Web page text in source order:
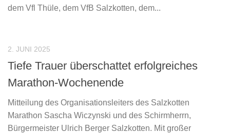
dem Vfl Thüle, dem VfB Salzkotten, dem...
2. JUNI 2025
Tiefe Trauer überschattet erfolgreiches
Marathon-Wochenende
Mitteilung des Organisationsleiters des Salzkotten
Marathon Sascha Wiczynski und des Schirmherrn,
Bürgermeister Ulrich Berger Salzkotten. Mit großer